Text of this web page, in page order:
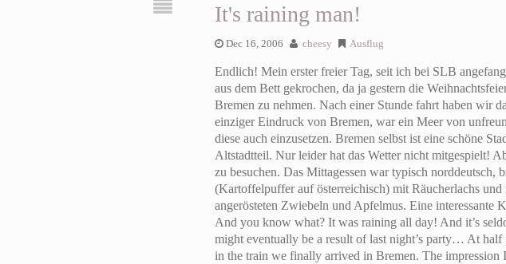
It's raining man!
Dec 16, 2006 cheesy Ausflug
Endlich! Mein erster freier Tag, seit ich bei SLB
aus dem Bett gekrochen, da ja gestern die
Bremen zu nehmen. Nach einer Stunde fahrt haben wir
einziger Eindruck von Bremen, war ein Meer von
diese auch einzusetzen. Bremen selbst ist eine schöne
Altstadtteil. Nur leider hat das Wetter nicht mitgespielt!
zu besuchen. Das Mittagessen war typisch norddeutsch,
(Kartoffelpuffer auf österreichisch) mit Räucherlachs
angerösteten Zwiebeln und Apfelmus. Eine interessante
And you know what? It was raining all day! And it’s
might eventually be a result of last night’s party… At
in the train we finally arrived in Bremen. The